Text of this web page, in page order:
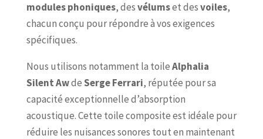
modules phoniques, desvélumset desvoiles,
chacun conçu pour répondre à vos exigences
spécifiques.
Nous utilisons notamment la toileAlphalia
Silent AwdeSerge Ferrari, réputée pour sa
capacité exceptionnelle d’absorption
acoustique. Cette toile composite est idéale pour
réduire les nuisances sonores tout en maintenant